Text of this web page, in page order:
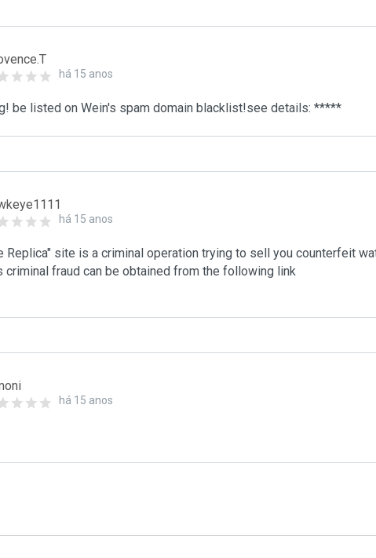
há 15 anos
be listed on Wein's spam domain blacklist!see details: *****
há 15 anos
Replica" site is a criminal operation trying to sell you counterfeit
criminal fraud can be obtained from the following link
há 15 anos